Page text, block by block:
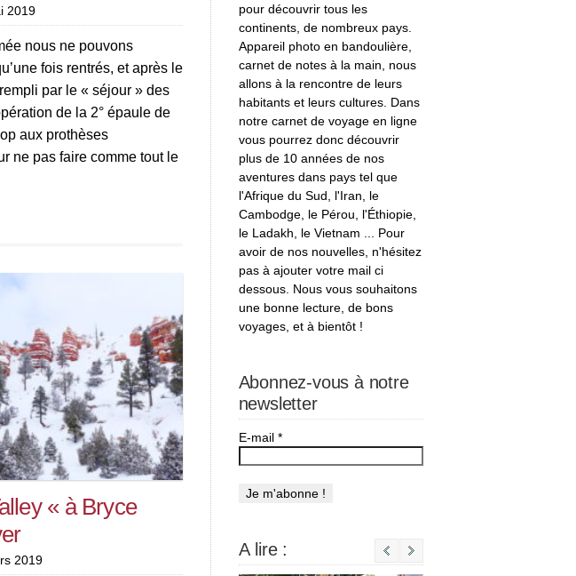
2019
nous ne pouvons
fois rentrés, et après le
par le « séjour » des
de la 2° épaule de
aux prothèses
ne pas faire comme tout le
« à Bryce
2019
pour découvrir tous les
continents, de nombreux pays.
Appareil photo en bandoulière,
carnet de notes à la main, nous
allons à la rencontre de leurs
habitants et leurs cultures. Dans
notre carnet de voyage en ligne
vous pourrez donc découvrir
plus de 10 années de nos
aventures dans pays tel que
l'Afrique du Sud, l'Iran, le
Cambodge, le Pérou, l'Éthiopie,
le Ladakh, le Vietnam ... Pour
avoir de nos nouvelles, n'hésitez
pas à ajouter votre mail ci
dessous. Nous vous souhaitons
une bonne lecture, de bons
voyages, et à bientôt !
Abonnez-vous à notre
newsletter
E-mail *
A lire :
Next